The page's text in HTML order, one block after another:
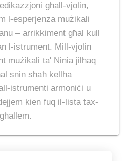
għall-vjolin,
l-esperjenza mużikali
– arrikkiment għal kull
l-istrument. Mill-vjolin
mużikali ta' Ninia jilħaq
snin sħaħ kellha
istrumenti armoniċi u
kien fuq il-lista tax-